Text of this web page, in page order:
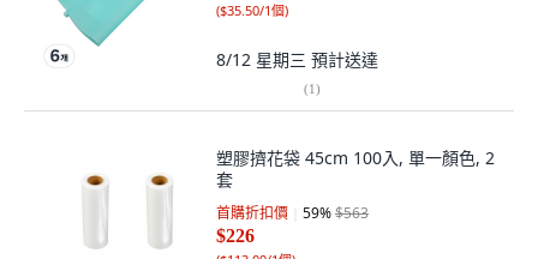
($35.50/1個)
8/12 星期三 預計送達
(1)
塑膠擠花袋 45cm 100入, 單一顏色, 2
套
首購折扣價 59%$563
$226